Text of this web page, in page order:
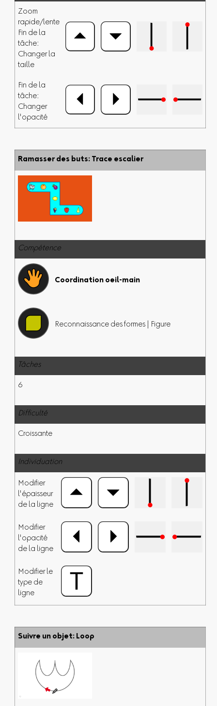
Zoom
rapide/lente
Fin de la
tâche:
Changer la
taille
Fin de la
tâche:
Changer
l'opacité
Ramasser des buts: Trace escalier
Compétence
Coordination oeil-main
Reconnaissance des formes | Figure
Tâches
6
Difficulté
Croissante
Individuation
Modifier
l'épaisseur
de la ligne
Modifier
l'opacité
de la ligne
Modifier le
type de
ligne
Suivre un objet: Loop